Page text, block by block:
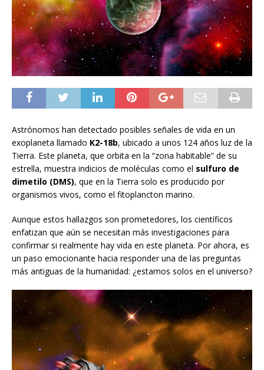
Astrónomos han detectado posibles señales de vida en un
exoplaneta llamado K2-18b, ubicado a unos 124 años luz de la
Tierra. Este planeta, que orbita en la “zona habitable” de su
estrella, muestra indicios de moléculas como el sulfuro de
dimetilo (DMS), que en la Tierra solo es producido por
organismos vivos, como el fitoplancton marino.
Aunque estos hallazgos son prometedores, los científicos
enfatizan que aún se necesitan más investigaciones para
confirmar si realmente hay vida en este planeta. Por ahora, es
un paso emocionante hacia responder una de las preguntas
más antiguas de la humanidad: ¿estamos solos en el universo?